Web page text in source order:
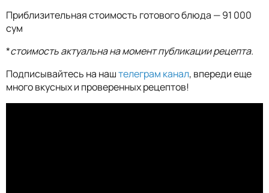
Приблизительная стоимость готового блюда — 91 000
сум
*стоимость актуальна на момент публикации рецепта.
Подписывайтесь на наштелеграм канал, впереди еще
много вкусных и проверенных рецептов!